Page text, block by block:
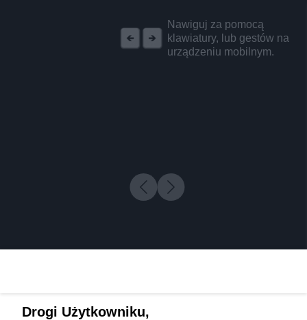
Nawiguj za pomocą
klawiatury, lub gestów na
urządzeniu mobilnym.
Drogi Użytkowniku,